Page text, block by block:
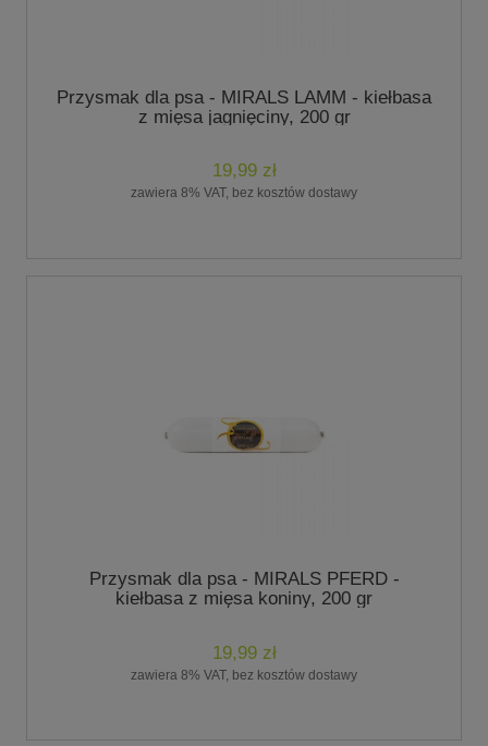
Przysmak dla psa - MIRALS LAMM - kiełbasa
z mięsa jagnięciny, 200 gr
19,99 zł
zawiera 8% VAT, bez kosztów dostawy
Przysmak dla psa - MIRALS PFERD -
kiełbasa z mięsa koniny, 200 gr
19,99 zł
zawiera 8% VAT, bez kosztów dostawy